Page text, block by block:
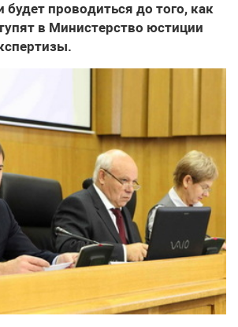
будет проводиться до того, как
в Министерство юстиции